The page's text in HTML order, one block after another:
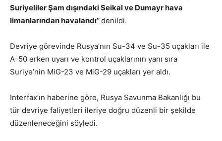
Suriyeliler Şam dışındaki Seikal ve Dumayr hava
limanlarından havalandı”denildi.
Devriye görevinde Rusya’nın Su-34 ve Su-35 uçakları ile
A-50 erken uyarı ve kontrol uçaklarının yanı sıra
Suriye’nin MiG-23 ve MiG-29 uçakları yer aldı.
Interfax’ın haberine göre, Rusya Savunma Bakanlığı bu
tür devriye faliyetleri ileriye doğru düzenli bir şekilde
düzenleneceğini söyledi.